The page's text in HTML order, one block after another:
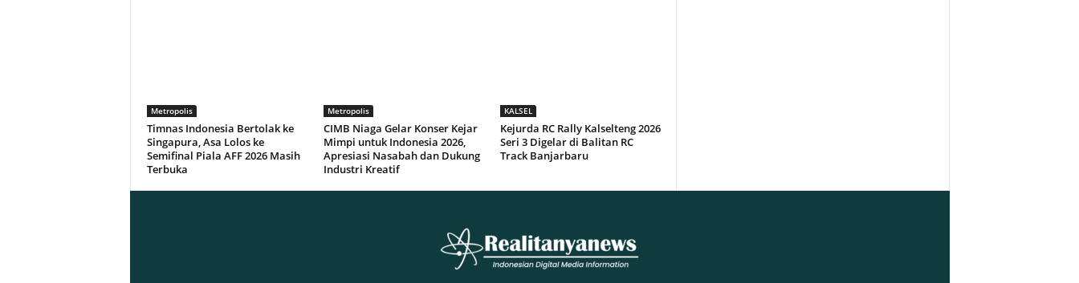
Metropolis
Timnas Indonesia Bertolak ke
Singapura, Asa Lolos ke
Semifinal Piala AFF 2026 Masih
Terbuka
Metropolis
CIMB Niaga Gelar Konser Kejar
Mimpi untuk Indonesia 2026,
Apresiasi Nasabah dan Dukung
Industri Kreatif
KALSEL
Kejurda RC Rally Kalselteng 2026
Seri 3 Digelar di Balitan RC
Track Banjarbaru